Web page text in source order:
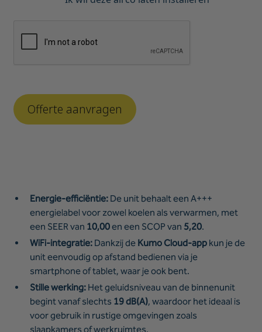
Energie-efficiëntie: De unit behaalt een A+++
energielabel voor zowel koelen als verwarmen, met
een SEER van 10,00en een SCOP van 5,20.
WiFi-integratie: Dankzij de Kumo Cloud-app kun je de
unit eenvoudig op afstand bedienen via je
smartphone of tablet, waar je ook bent.
Stille werking: Het geluidsniveau van de binnenunit
begint vanaf slechts 19 dB(A), waardoor het ideaal is
voor gebruik in rustige omgevingen zoals
slaapkamers of werkruimtes.